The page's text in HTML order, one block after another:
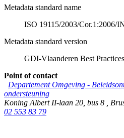
Metadata standard name
ISO 19115/2003/Cor.1:2006/
Metadata standard version
GDI-Vlaanderen Best
Point of contact
Departement Omgeving -
ondersteuning
Koning Albert II-laan 20, bus 8
02 553 83 79